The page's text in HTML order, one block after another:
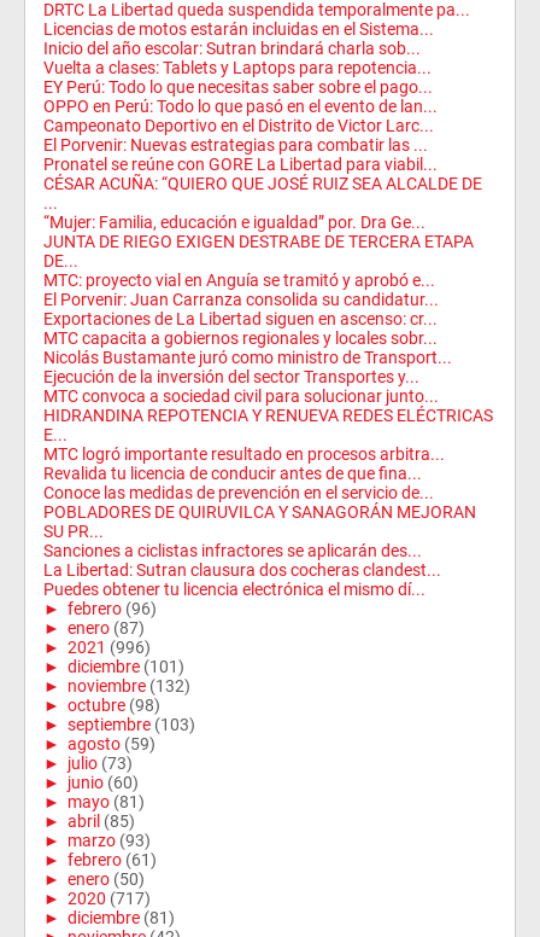
DRTC La Libertad queda suspendida temporalmente pa...
Licencias de motos estarán incluidas en el Sistema...
Inicio del año escolar: Sutran brindará charla sob...
Vuelta a clases: Tablets y Laptops para repotencia...
EY Perú: Todo lo que necesitas saber sobre el pago...
OPPO en Perú: Todo lo que pasó en el evento de lan...
Campeonato Deportivo en el Distrito de Victor Larc...
El Porvenir: Nuevas estrategias para combatir las ...
Pronatel se reúne con GORE La Libertad para viabil...
CÉSAR ACUÑA: “QUIERO QUE JOSÉ RUIZ SEA ALCALDE DE
...
“Mujer: Familia, educación e igualdad” por. Dra Ge...
JUNTA DE RIEGO EXIGEN DESTRABE DE TERCERA ETAPA
DE...
MTC: proyecto vial en Anguía se tramitó y aprobó e...
El Porvenir: Juan Carranza consolida su candidatur...
Exportaciones de La Libertad siguen en ascenso: cr...
MTC capacita a gobiernos regionales y locales sobr...
Nicolás Bustamante juró como ministro de Transport...
Ejecución de la inversión del sector Transportes y...
MTC convoca a sociedad civil para solucionar junto...
HIDRANDINA REPOTENCIA Y RENUEVA REDES ELÉCTRICAS
E...
MTC logró importante resultado en procesos arbitra...
Revalida tu licencia de conducir antes de que fina...
Conoce las medidas de prevención en el servicio de...
POBLADORES DE QUIRUVILCA Y SANAGORÁN MEJORAN
SU PR...
Sanciones a ciclistas infractores se aplicarán des...
La Libertad: Sutran clausura dos cocheras clandest...
Puedes obtener tu licencia electrónica el mismo dí...
► febrero (96)
► enero (87)
► 2021 (996)
► diciembre (101)
► noviembre (132)
► octubre (98)
► septiembre (103)
► agosto (59)
► julio (73)
► junio (60)
► mayo (81)
► abril (85)
► marzo (93)
► febrero (61)
► enero (50)
► 2020 (717)
► diciembre (81)